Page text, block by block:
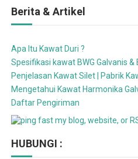
Berita & Artikel
Apa Itu Kawat Duri ?
Spesifikasi kawat BWG Galvanis &
Penjelasan Kawat Silet | Pabrik
Mengetahui Kawat Harmonika
Daftar Pengiriman
HUBUNGI :